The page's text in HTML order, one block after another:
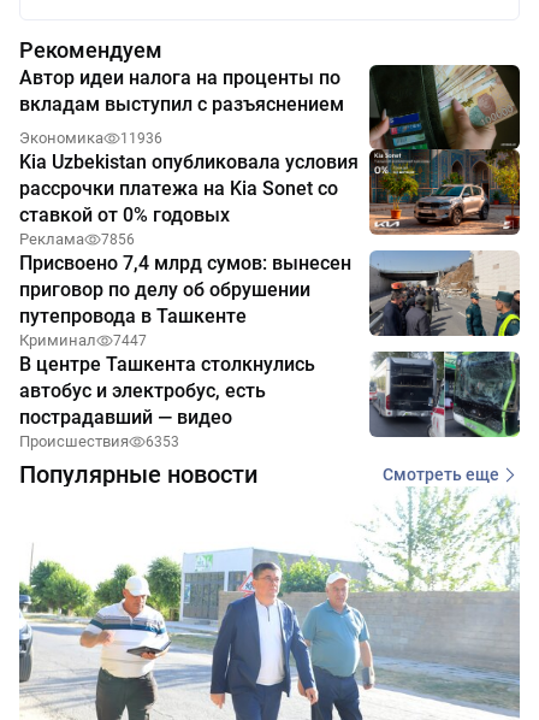
Рекомендуем
Автор идеи налога на проценты по
вкладам выступил с разъяснением
Экономика 11936
Kia Uzbekistan опубликовала условия
рассрочки платежа на Kia Sonet со
ставкой от 0% годовых
Реклама 7856
Присвоено 7,4 млрд сумов: вынесен
приговор по делу об обрушении
путепровода в Ташкенте
Криминал 7447
В центре Ташкента столкнулись
автобус и электробус, есть
пострадавший — видео
Происшествия 6353
Популярные новости Смотреть еще